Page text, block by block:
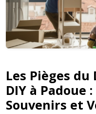
Les Pièges
DIY à Padoue
Souvenirs et